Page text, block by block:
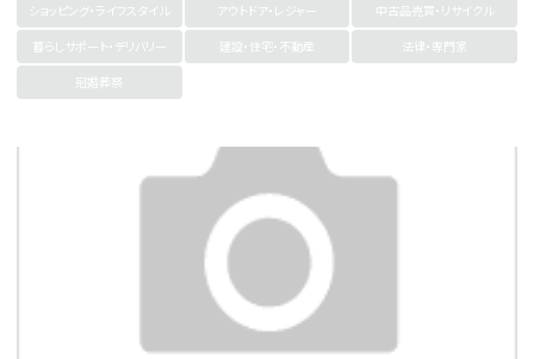
ショッピング・ライフスタイル
アウトドア・レジャー
中古品売買・リサイクル
暮らしサポート・デリバリー
建設・住宅・不動産
法律・専門家
冠婚葬祭